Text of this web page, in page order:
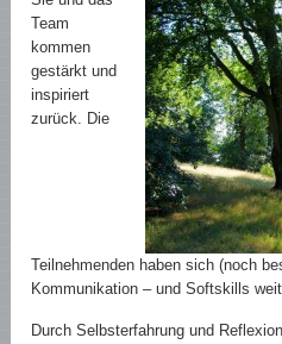
Team
kommen
gestärkt und
inspiriert
zurück. Die
Teilnehmenden haben sich (noch
Kommunikation – und Softskills
Durch Selbsterfahrung und